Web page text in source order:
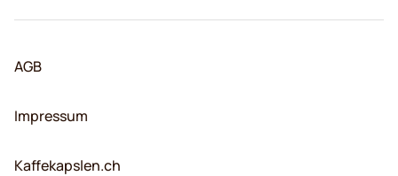
AGB
Impressum
Kaffekapslen.ch